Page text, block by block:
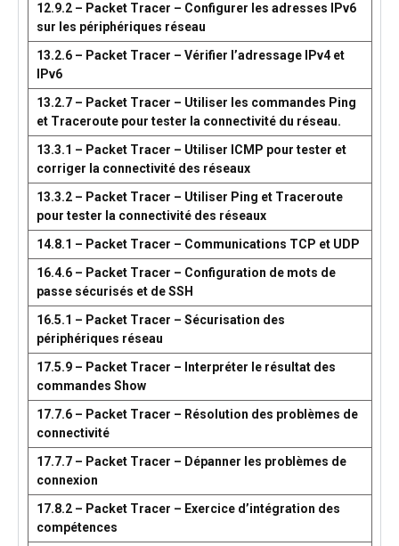
12.9.2 – Packet Tracer – Configurer les adresses IPv6
sur les périphériques réseau
13.2.6 – Packet Tracer – Vérifier l’adressage IPv4 et
IPv6
13.2.7 – Packet Tracer – Utiliser les commandes Ping
et Traceroute pour tester la connectivité du réseau.
13.3.1 – Packet Tracer – Utiliser ICMP pour tester et
corriger la connectivité des réseaux
13.3.2 – Packet Tracer – Utiliser Ping et Traceroute
pour tester la connectivité des réseaux
14.8.1 – Packet Tracer – Communications TCP et UDP
16.4.6 – Packet Tracer – Configuration de mots de
passe sécurisés et de SSH
16.5.1 – Packet Tracer – Sécurisation des
périphériques réseau
17.5.9 – Packet Tracer – Interpréter le résultat des
commandes Show
17.7.6 – Packet Tracer – Résolution des problèmes de
connectivité
17.7.7 – Packet Tracer – Dépanner les problèmes de
connexion
17.8.2 – Packet Tracer – Exercice d’intégration des
compétences